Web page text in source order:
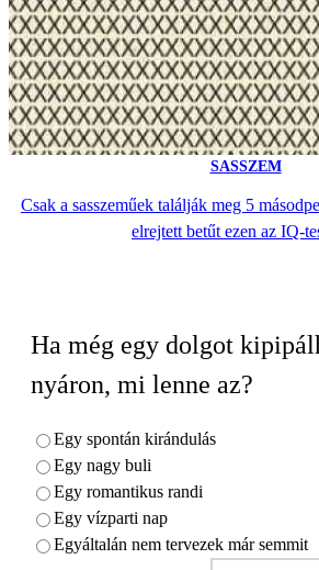
SASSZEM
Csak a sasszeműek találják meg 5
elrejtett betűt ezen az IQ-
Ha még egy dolgot
nyáron, mi lenne az?
Egy spontán kirándulás
Egy nagy buli
Egy romantikus randi
Egy vízparti nap
Egyáltalán nem tervezek már semmit